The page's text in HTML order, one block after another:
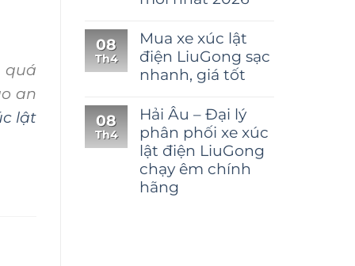
quá
an
lật
08
Th4
Mua xe xúc lật
điện LiuGong sạc
nhanh, giá tốt
08
Th4
Hải Âu – Đại lý
phân phối xe xúc
lật điện LiuGong
chạy êm chính
hãng